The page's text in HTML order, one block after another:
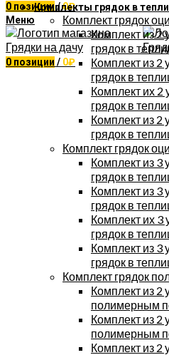
0 позиции /0₽
Меню
0 позиции / 0₽
Комплекты грядок в
Комплект грядок
Комплект из 2
грядок в
Комплект из
грядок в
Комплект их
грядок в
Комплект из
грядок в
Комплект грядок
Комплект из
грядок в
Комплект из
грядок в
Комплект их
грядок в
Комплект из
грядок в
Комплект грядок
Комплект из 2
полимерным
Комплект из 2
полимерным
Комплект из 2